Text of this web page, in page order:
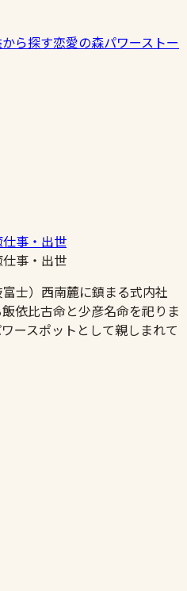
ら探す恋愛の森パワーストー
仕事・出世
仕事・出世
士）西南麓に鎮まる式内社
依比古命と少彦名命を祀りま
ースポットとして親しまれて